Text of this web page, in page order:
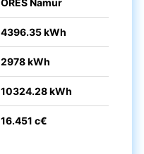
ORES Namur
4396.35 kWh
2978 kWh
10324.28 kWh
16.451 c€